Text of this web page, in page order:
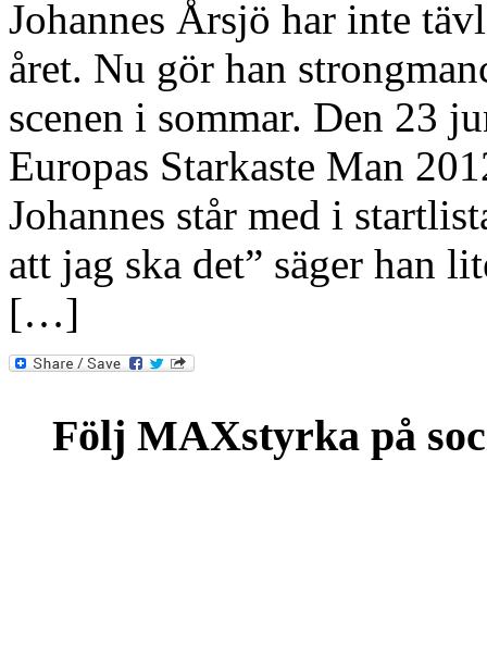
Johannes Årsjö har inte
året. Nu gör han
scenen i sommar. Den 23
Europas Starkaste Man
Johannes står med i
att jag ska det” säger han
[…]
Följ MAXstyrka på